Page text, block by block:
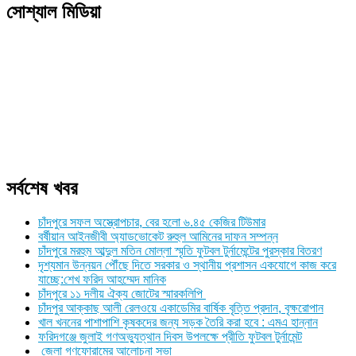
সোশ্যাল মিডিয়া
সর্বশেষ খবর
চাঁদপুরে সফল অস্ত্রোপচার, বের হলো ৬.৪৫ কেজির টিউমার
বর্ষীয়ান আইনজীবী অ্যাডভোকেট রুহুল আমিনের দাফন সম্পন্ন
চাঁদপুরে মরহুম আব্দুল মতিন মোল্লা স্মৃতি ফুটবল টুর্নামেন্টের পুরস্কার বিতরণ
দৃশ্যমান উন্নয়ন পৌঁছে দিতে সরকার ও স্থানীয় প্রশাসন একযোগে কাজ করে
যাচ্ছে:শেখ ফরিদ আহম্মেদ মানিক
চাঁদপুরে ১১ দলীয় ঐক্য জোটের স্মারকলিপি
চাঁদপুর আক্কাছ আলী রেলওয়ে একাডেমির বার্ষিক বৃত্তি প্রদান, বৃক্ষরোপান
খাল খননের পাশাপাশি কৃষকদের জন্য সড়ক তৈরি করা হবে : এমএ হান্নান
ফরিদগঞ্জে জুলাই গণঅভ্যুত্থান দিবস উপলক্ষে প্রীতি ফুটবল টুর্নামেন্ট
জেলা গণফোরামের আলোচনা সভা